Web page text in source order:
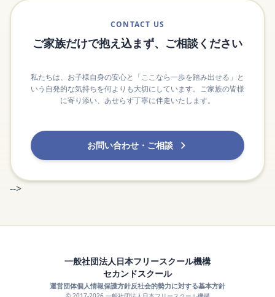
CONTACT US
ご家族だけで抱え込まず、ご相談ください
私たちは、お子様自身の安心と「ここなら一歩を踏み出せる」と
いう自発的な気持ちを何よりも大切にしています。ご家族の皆様
に寄り添い、あせらず丁寧に伴走いたします。
お問い合わせ・ご相談
-->
一般社団法人日本フリースクール機構
セカンドスクール
運営団体個人情報保護方針反社会的勢力に対する基本方針